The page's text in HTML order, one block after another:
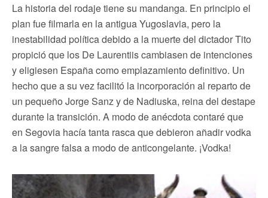
La historia del rodaje tiene su mandanga. En principio el
plan fue filmarla en la antigua Yugoslavia, pero la
inestabilidad política debido a la muerte del dictador Tito
propició que los De Laurentiis cambiasen de intenciones
y eligiesen España como emplazamiento definitivo. Un
hecho que a su vez facilitó la incorporación al reparto de
un pequeño Jorge Sanz y de Nadiuska, reina del destape
durante la transición. A modo de anécdota contaré que
en Segovia hacía tanta rasca que debieron añadir vodka
a la sangre falsa a modo de anticongelante. ¡Vodka!